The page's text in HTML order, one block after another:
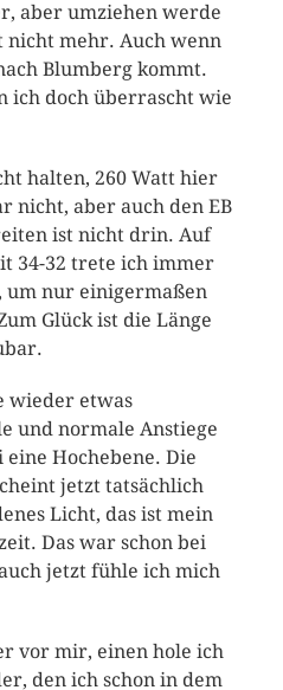
aber umziehen werde
mehr. Auch wenn
Blumberg kommt.
ich doch überrascht wie
halten, 260 Watt hier
nicht, aber auch den EB
ist nicht drin. Auf
34-32 trete ich immer
um nur einigermaßen
Glück ist die Länge
wieder etwas
und normale Anstiege
eine Hochebene. Die
jetzt tatsächlich
Licht, das ist mein
Das war schon bei
jetzt fühle ich mich
vor mir, einen hole ich
den ich schon in dem